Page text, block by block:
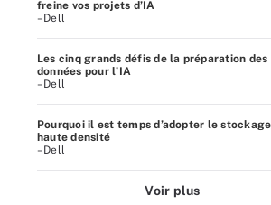
freine vos projets d’IA
–Dell
Les cinq grands défis de la préparation des
données pour l’IA
–Dell
Pourquoi il est temps d’adopter le
haute densité
–Dell
Voir plus